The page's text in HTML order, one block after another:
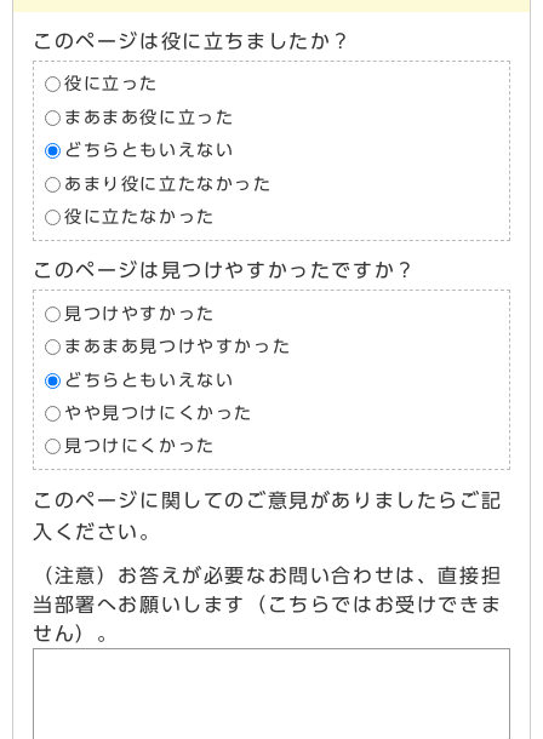
このページは役に立ちましたか？
役に立った
まあまあ役に立った
どちらともいえない
あまり役に立たなかった
役に立たなかった
このページは見つけやすかったですか？
見つけやすかった
まあまあ見つけやすかった
どちらともいえない
やや見つけにくかった
見つけにくかった
このページに関してのご意見がありましたらご記
入ください。
（注意）お答えが必要なお問い合わせは、直接担
当部署へお願いします（こちらではお受けできま
せん）。